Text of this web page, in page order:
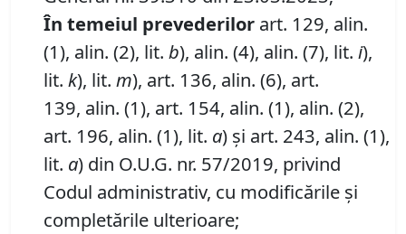
În temeiul prevederilor art. 129, alin.
(1), alin. (2), lit. b), alin. (4), alin. (7), lit. i),
lit. k), lit. m), art. 136, alin. (6), art.
139, alin. (1), art. 154, alin. (1), alin. (2),
art. 196, alin. (1), lit. a) și art. 243, alin. (1),
lit. a) din O.U.G. nr. 57/2019, privind
Codul administrativ, cu modificările și
completările ulterioare;